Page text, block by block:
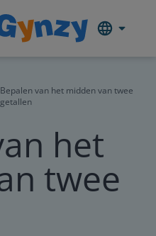
Bepalen van het midden van twee
getallen
het
twee